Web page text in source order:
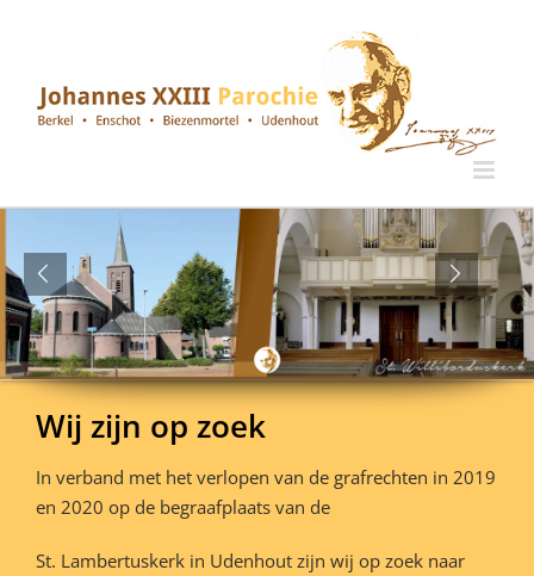
Wij zijn op zoek
In verband met het verlopen van de grafrechten in 2019
en 2020 op de begraafplaats van de
St. Lambertuskerk in Udenhout zijn wij op zoek naar